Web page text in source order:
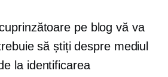
pe blog vă va
să știți despre mediul
laidentificarea